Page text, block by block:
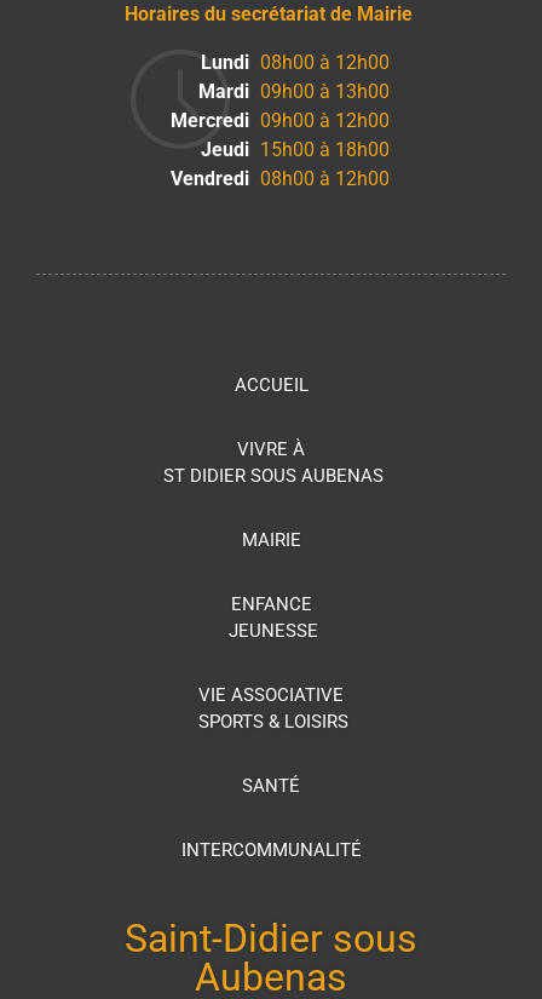
Horaires du secrétariat de Mairie
Lundi 08h00 à 12h00
Mardi 09h00 à 13h00
Mercredi 09h00 à 12h00
Jeudi 15h00 à 18h00
Vendredi 08h00 à 12h00
ACCUEIL
VIVRE À
ST DIDIER SOUS AUBENAS
MAIRIE
ENFANCE
JEUNESSE
VIE ASSOCIATIVE
SPORTS & LOISIRS
SANTÉ
INTERCOMMUNALITÉ
Saint-Didier sous
Aubenas